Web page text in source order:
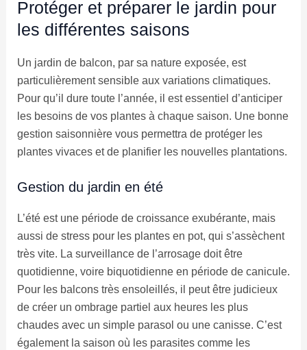
Protéger et préparer le jardin pour
les différentes saisons
Un jardin de balcon, par sa nature exposée, est
particulièrement sensible aux variations climatiques.
Pour qu’il dure toute l’année, il est essentiel d’anticiper
les besoins de vos plantes à chaque saison. Une bonne
gestion saisonnière vous permettra de protéger les
plantes vivaces et de planifier les nouvelles plantations.
Gestion du jardin en été
L’été est une période de croissance exubérante, mais
aussi de stress pour les plantes en pot, qui s’assèchent
très vite. La surveillance de l’arrosage doit être
quotidienne, voire biquotidienne en période de canicule.
Pour les balcons très ensoleillés, il peut être judicieux
de créer un ombrage partiel aux heures les plus
chaudes avec un simple parasol ou une canisse. C’est
également la saison où les parasites comme les